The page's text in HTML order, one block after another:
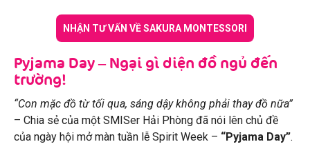
NHẬN TƯ VẤN VỀ SAKURA MONTESSORI
Pyjama Day – Ngại gì diện đồ ngủ đến
trường!
“Con mặc đồ từ tối qua, sáng dậy không phải thay đồ nữa”
– Chia sẻ của một SMISer Hải Phòng đã nói lên chủ đề
của ngày hội mở màn tuần lễ Spirit Week – “Pyjama Day”.